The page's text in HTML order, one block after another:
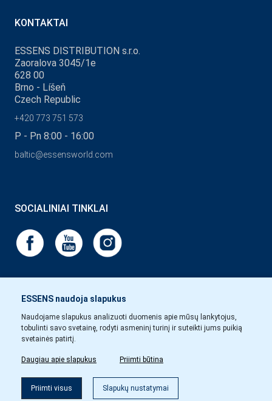
ESSENS naudoja slapukus
Naudojame slapukus analizuoti duomenis apie mūsų lankytojus,
tobulinti savo svetainę, rodyti asmeninį turinį ir suteikti jums puikią
svetainės patirtį.
Daugiau apie slapukus Priimti būtina
Priimti visus Slapukų nustatymai
KONTAKTAI
ESSENS DISTRIBUTION s.r.o.
Zaoralova 3045/1e
628 00
Brno - Líšeň
Czech Republic
+420 773 751 573
P - Pn 8:00 - 16:00
baltic@essensworld.com
SOCIALINIAI TINKLAI